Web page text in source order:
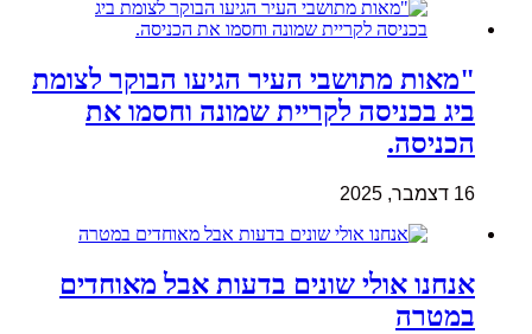
"מאות מתושבי העיר הגיעו הבוקר לצומת
ביג בכניסה לקריית שמונה וחסמו את
הכניסה.
16 דצמבר, 2025
אנחנו אולי שונים בדעות אבל מאוחדים
במטרה